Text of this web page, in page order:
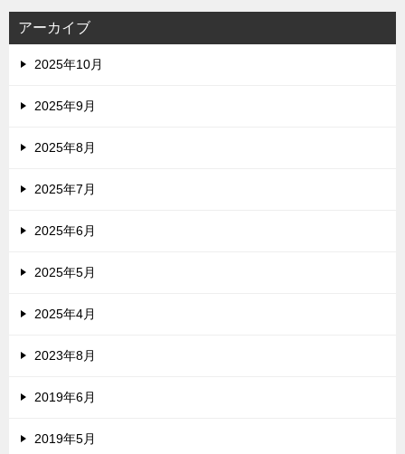
アーカイブ
2025年10月
2025年9月
2025年8月
2025年7月
2025年6月
2025年5月
2025年4月
2023年8月
2019年6月
2019年5月